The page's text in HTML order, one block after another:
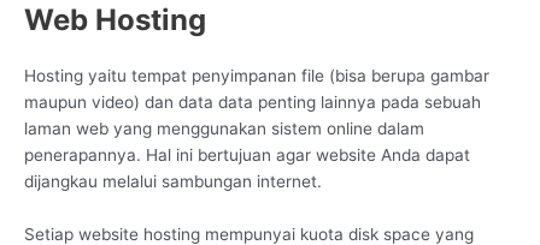
Web Hosting
Hosting yaitu tempat penyimpanan file (bisa berupa gambar
maupun video) dan data data penting lainnya pada sebuah
laman web yang menggunakan sistem online dalam
penerapannya. Hal ini bertujuan agar website Anda dapat
dijangkau melalui sambungan internet.
Setiap website hosting mempunyai kuota disk space yang